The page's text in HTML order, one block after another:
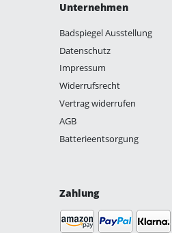
Unternehmen
Badspiegel Ausstellung
Datenschutz
Impressum
Widerrufsrecht
Vertrag widerrufen
AGB
Batterieentsorgung
Zahlung